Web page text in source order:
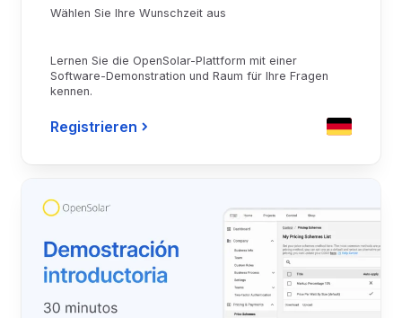
Wählen Sie Ihre Wunschzeit aus
Lernen Sie die OpenSolar-Plattform mit einer
Software-Demonstration und Raum für Ihre Fragen
kennen.
Registrieren